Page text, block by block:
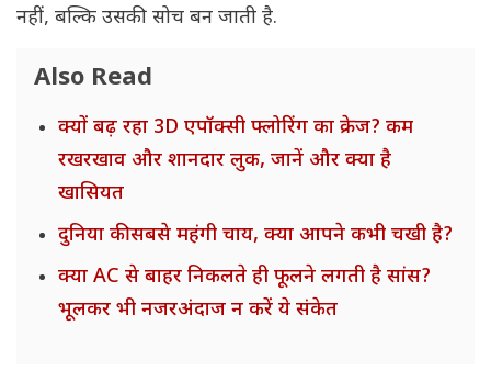
नहीं, बल्कि उसकी सोच बन जाती है.
Also Read
क्यों बढ़ रहा 3D एपॉक्सी फ्लोरिंग का क्रेज? कम
रखरखाव और शानदार लुक, जानें और क्या है
खासियत
दुनिया की सबसे महंगी चाय, क्या आपने कभी चखी है?
क्या AC से बाहर निकलते ही फूलने लगती है सांस?
भूलकर भी नजरअंदाज न करें ये संकेत